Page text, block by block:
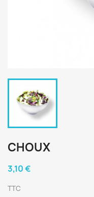
CHOUX
3,10 €
TTC